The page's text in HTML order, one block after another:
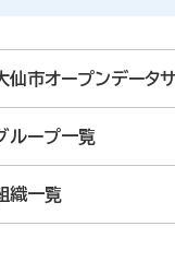
仙市オープンデータ
ループ一覧
織一覧
組織: